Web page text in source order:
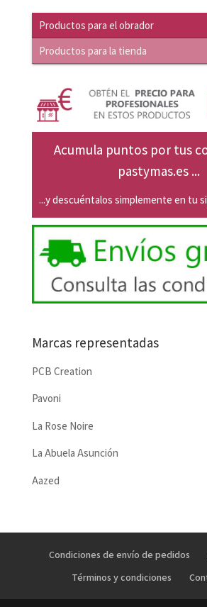
Productos para el obrador
Productos para la tienda
Acumula puntos por tus
pastymas.es ...
...y descuéntalos simplemente en tu
Marcas representadas
PCB Creation
Pavoni
La Rose Noire
La Abuela Asunción
Aazed
Condiciones de envío de pedidos
Términos y condiciones